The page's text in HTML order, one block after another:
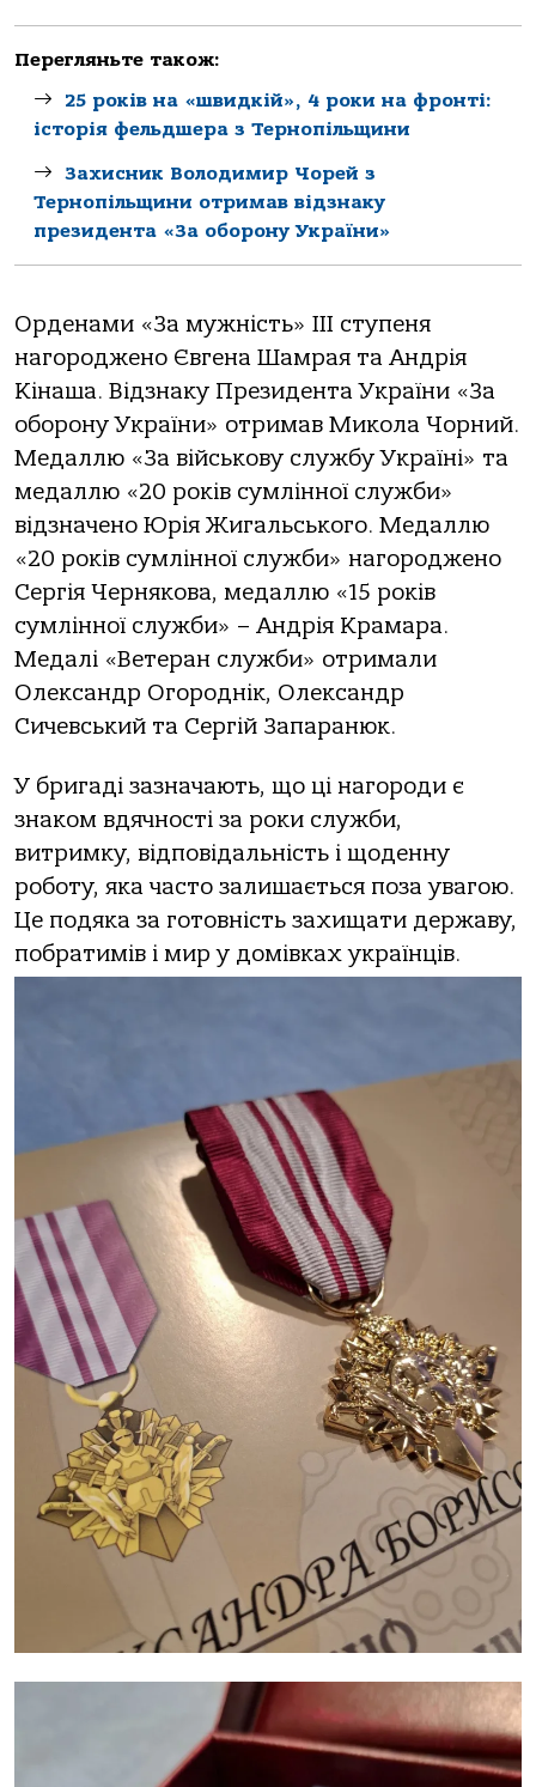
Перегляньте також:
25 років на «швидкій», 4 роки на фронті:
історія фельдшера з Тернопільщини
Захисник Володимир Чорей з
Тернопільщини отримав відзнаку
президента «За оборону України»
Орденами «За мужність» ІІІ ступеня
нагороджено Євгена Шамрая та Андрія
Кінаша. Відзнаку Президента України «За
оборону України» отримав Микола Чорний.
Медаллю «За військову службу Україні» та
медаллю «20 років сумлінної служби»
відзначено Юрія Жигальського. Медаллю
«20 років сумлінної служби» нагороджено
Сергія Чернякова, медаллю «15 років
сумлінної служби» – Андрія Крамара.
Медалі «Ветеран служби» отримали
Олександр Огороднік, Олександр
Сичевський та Сергій Запаранюк.
У бригаді зазначають, що ці нагороди є
знаком вдячності за роки служби,
витримку, відповідальність і щоденну
роботу, яка часто залишається поза увагою.
Це подяка за готовність захищати державу,
побратимів і мир у домівках українців.